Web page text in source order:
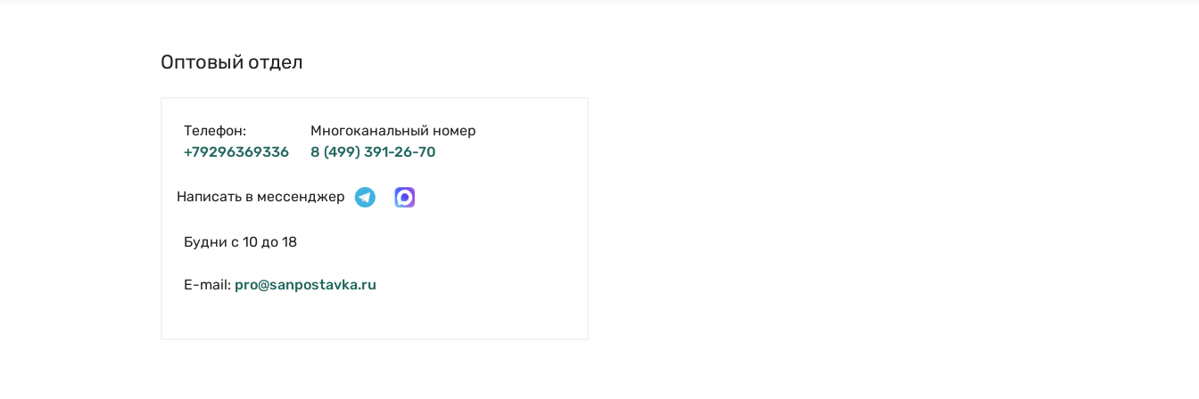
Оптовый отдел
Телефон:
+79296369336
Многоканальный номер
8 (499) 391-26-70
Написать в мессенджер
Будни с 10 до 18
E-mail: pro@sanpostavka.ru